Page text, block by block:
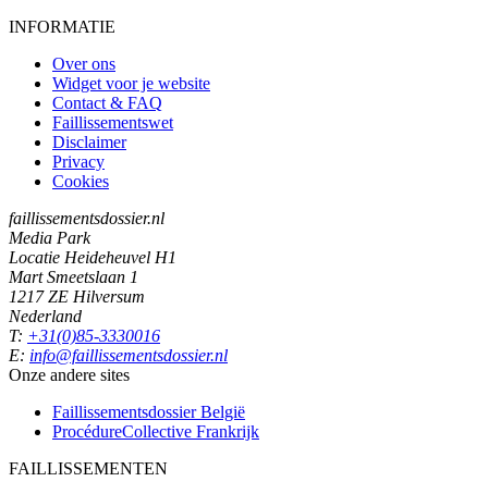
INFORMATIE
Over ons
Widget voor je website
Contact & FAQ
Faillissementswet
Disclaimer
Privacy
Cookies
faillissementsdossier.nl
Media Park
Locatie Heideheuvel H1
Mart Smeetslaan 1
1217 ZE Hilversum
Nederland
T: +31(0)85-3330016
E: info@faillissementsdossier.nl
Onze andere sites
Faillissementsdossier België
ProcédureCollective Frankrijk
FAILLISSEMENTEN